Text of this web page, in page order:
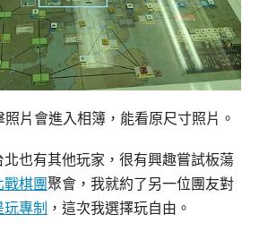
照片會進入相簿，能看原尺寸照片。
也有其他玩家，很有興趣嘗試板蕩
戰棋團聚會，我就約了另一位團友對
專制 ，這次我選擇玩自由。